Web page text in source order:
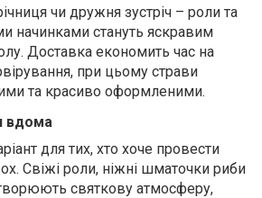
чи дружня зустріч – роли та
начинками стануть яскравим
Доставка економить час на
при цьому страви
та красиво оформленими.
вдома
для тих, хто хоче провести
Свіжі роли, ніжні шматочки риби
святкову атмосферу,